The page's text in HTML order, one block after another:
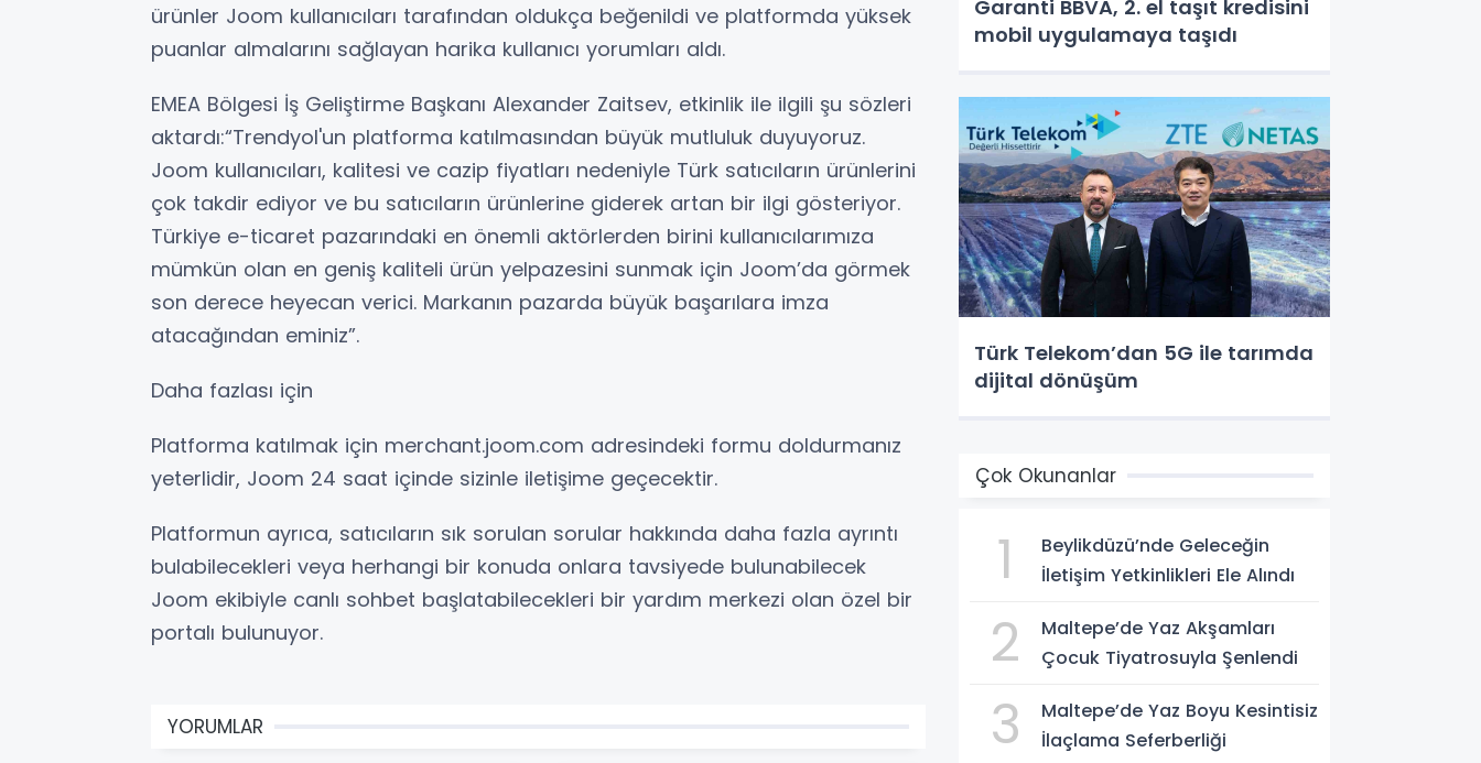
ürünler Joom kullanıcıları tarafından oldukça beğenildi ve platformda yüksek
puanlar almalarını sağlayan harika kullanıcı yorumları aldı.
EMEA Bölgesi İş Geliştirme Başkanı Alexander Zaitsev, etkinlik ile ilgili şu sözleri
aktardı:“Trendyol'un platforma katılmasından büyük mutluluk duyuyoruz.
Joom kullanıcıları, kalitesi ve cazip fiyatları nedeniyle Türk satıcıların ürünlerini
çok takdir ediyor ve bu satıcıların ürünlerine giderek artan bir ilgi gösteriyor.
Türkiye e-ticaret pazarındaki en önemli aktörlerden birini kullanıcılarımıza
mümkün olan en geniş kaliteli ürün yelpazesini sunmak için Joom’da görmek
son derece heyecan verici. Markanın pazarda büyük başarılara imza
atacağından eminiz”.
Daha fazlası için
Platforma katılmak için merchant.joom.com adresindeki formu doldurmanız
yeterlidir, Joom 24 saat içinde sizinle iletişime geçecektir.
Platformun ayrıca, satıcıların sık sorulan sorular hakkında daha fazla ayrıntı
bulabilecekleri veya herhangi bir konuda onlara tavsiyede bulunabilecek
Joom ekibiyle canlı sohbet başlatabilecekleri bir yardım merkezi olan özel bir
portalı bulunuyor.
YORUMLAR
Garanti BBVA, 2. el taşıt kredisini
mobil uygulamaya taşıdı
Türk Telekom’dan 5G ile tarımda
dijital dönüşüm
Çok Okunanlar
1
Beylikdüzü’nde Geleceğin
İletişim Yetkinlikleri Ele Alındı
2
Maltepe’de Yaz Akşamları
Çocuk Tiyatrosuyla Şenlendi
3
Maltepe’de Yaz Boyu Kesintisiz
İlaçlama Seferberliği